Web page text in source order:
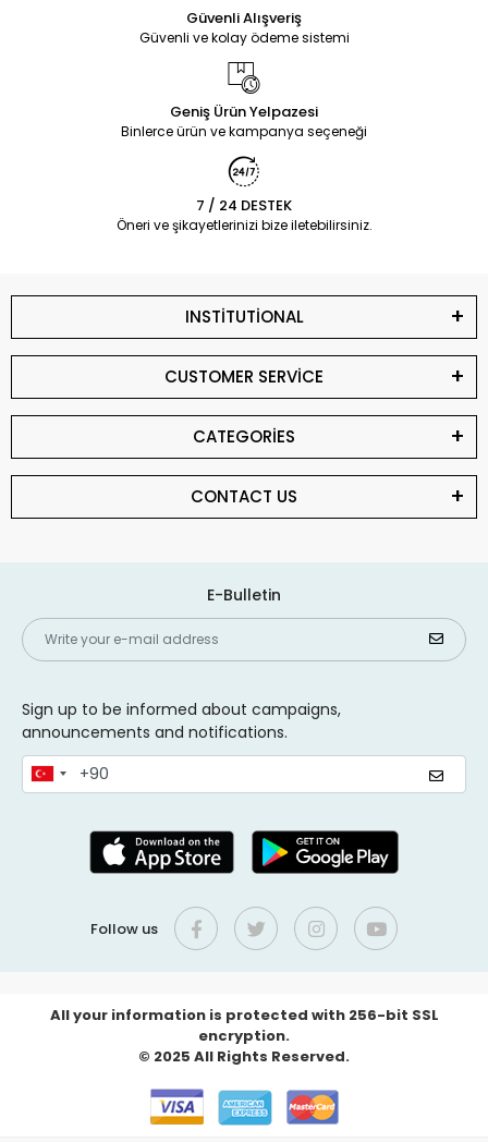
Güvenli Alışveriş
Güvenli ve kolay ödeme sistemi
Geniş Ürün Yelpazesi
Binlerce ürün ve kampanya seçeneği
7 / 24 DESTEK
Öneri ve şikayetlerinizi bize iletebilirsiniz.
INSTİTUTİONAL
CUSTOMER SERVİCE
CATEGORİES
CONTACT US
E-Bulletin
Sign up to be informed about campaigns,
announcements and notifications.
Follow us
All your information is protected with 256-bit SSL
encryption.
© 2025 All Rights Reserved.